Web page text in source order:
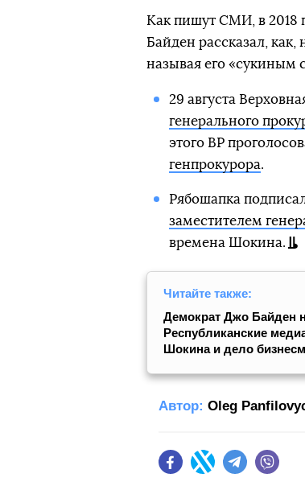
Как пишут СМИ, в 2018
Байден рассказал,
называя его «сукиным
29 августа
генерального
этого ВР
генпрокурора.
Рябошапка
заместителем
времена Шокина.
Читайте также:
Демократ Джо Байден
Республиканские
Шокина и дело
Автор: Oleg
FacebookTwitter Telegram